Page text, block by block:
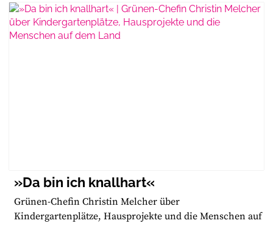
»Da bin ich knallhart«
Grünen-Chefin Christin Melcher über
Kindergartenplätze, Hausprojekte und die Menschen auf